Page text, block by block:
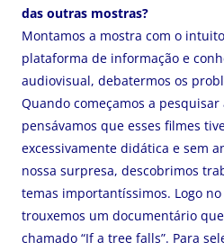
das outras mostras?
Montamos a mostra com o
plataforma de informação e
audiovisual, debatermos os
Quando começamos a
pensávamos que esses filmes
excessivamente didática e sem
nossa surpresa, descobrimos
temas importantíssimos. Logo
trouxemos um documentário
chamado “If a tree falls”. Para